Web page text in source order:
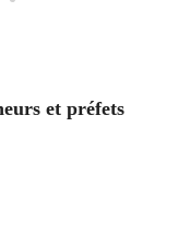
et préfets